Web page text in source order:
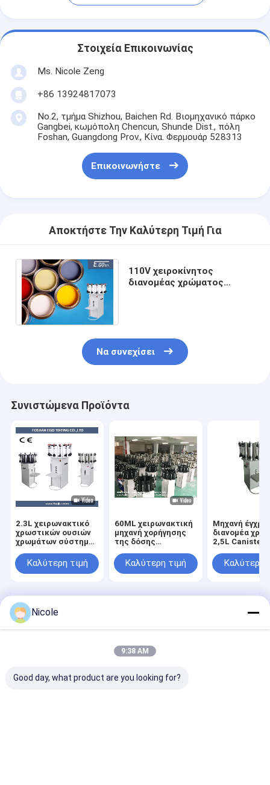
Στοιχεία Επικοινωνίας
Ms. Nicole Zeng
+86 13924817073
No.2, τμήμα Shizhou, Baichen Rd. Βιομηχανικό πάρκο
Gangbei, κωμόπολη Chencun, Shunde Dist., πόλη
Foshan, Guangdong Prov., Κίνα. Φερμουάρ 528313
Επικοινωνήστε
Αποκτήστε Την Καλύτερη Τιμή Για
110V χειροκίνητος
διανομέας χρώματος
Να συνεχίσει
Συνιστώμενα Προϊόντα
2.3L χειρωνακτικό
χρωστικών ουσιών
χρωμάτων σύστημα
χρωμάτων
γαλακτώματος
Καλύτερη τιμή
60ML χειρωνακτική
μηχανή χορήγησης
της δόσης
διανομέων
χρωμάτων με τον
Καλύτερη τιμή
Μηχανή
διανομέα
2,5L Canister
Καλύτερη
Αρχική Σελίδα
εργοστάσιο.Copyright © 2025 FOSHAN EGO TINTING CO.,LTD. All
Rights Reserved.
Nicole
9:38 AM
Good day, what product are you looking for?